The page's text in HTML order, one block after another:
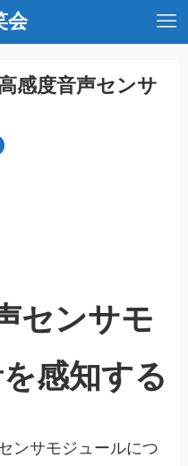
会
感度音声センサ
ンサモ
感知する
ンサモジュールにつ